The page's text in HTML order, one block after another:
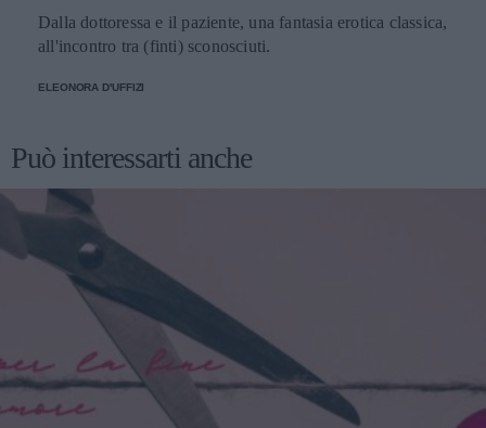
Dalla dottoressa e il paziente, una fantasia erotica classica,
all'incontro tra (finti) sconosciuti.
ELEONORA D'UFFIZI
Può interessarti anche